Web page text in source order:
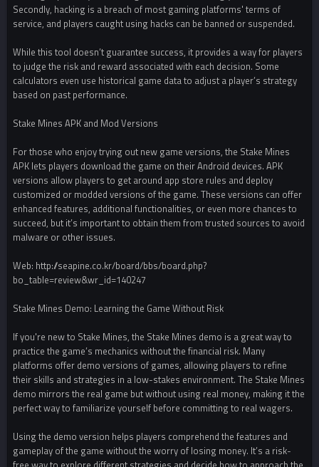
Secondly, hacking is a breach of most gaming platforms' terms of
service, and players caught using hacks can be banned or suspended.
While this tool doesn’t guarantee success, it provides a way for players
to judge the risk and reward associated with each decision. Some
calculators even use historical game data to adjust a player’s strategy
based on past performance.
Stake Mines APK and Mod Versions
For those who enjoy trying out new game versions, the Stake Mines
APK lets players download the game on their Android devices. APK
versions allow players to get around app store rules and deploy
customized or modded versions of the game. These versions can offer
enhanced features, additional functionalities, or even more chances to
succeed, but it’s important to obtain them from trusted sources to avoid
malware or other issues.
Web: http://seapine.co.kr/board/bbs/board.php?
bo_table=review&wr_id=140247
Stake Mines Demo: Learning the Game Without Risk
If you're new to Stake Mines, the Stake Mines demo is a great way to
practice the game’s mechanics without the financial risk. Many
platforms offer demo versions of games, allowing players to refine
their skills and strategies in a low-stakes environment. The Stake Mines
demo mirrors the real game but without using real money, making it the
perfect way to familiarize yourself before committing to real wagers.
Using the demo version helps players comprehend the features and
gameplay of the game without the worry of losing money. It’s a risk-